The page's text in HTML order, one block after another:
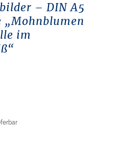
– DIN A5
„Mohnblumen
im